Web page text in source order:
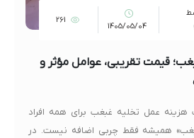
1405/05/04
261
قیمت تقریبی، عوامل مؤثر و
عمل تخلیه غبغب برای همه افراد
همیشه فقط چربی اضافه نیست. در